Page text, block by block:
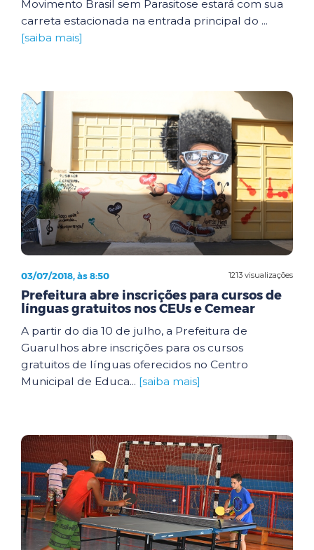
Movimento Brasil sem Parasitose estará com sua
carreta estacionada na entrada principal do ...
[saiba mais]
1213 visualizações
03/07/2018, às 8:50
Prefeitura abre inscrições para cursos de
línguas gratuitos nos CEUs e Cemear
A partir do dia 10 de julho, a Prefeitura de
Guarulhos abre inscrições para os cursos
gratuitos de línguas oferecidos no Centro
Municipal de Educa... [saiba mais]